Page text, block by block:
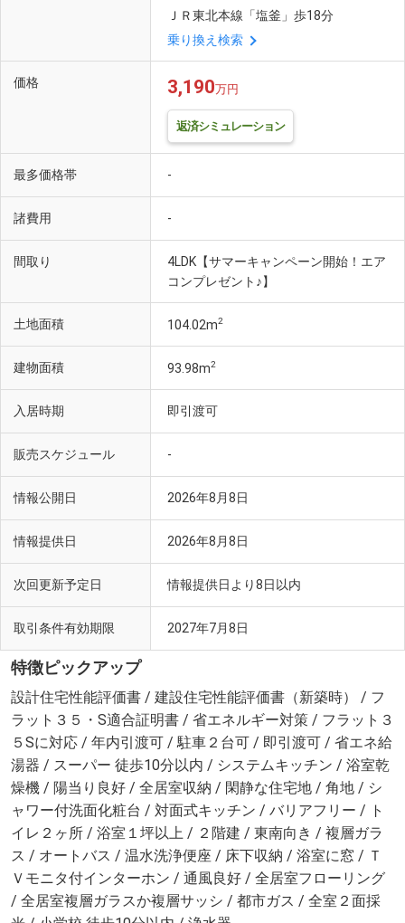
ＪＲ東北本線「塩釜」歩18分
乗り換え検索
価格 3,190万円
返済シミュレーション
最多価格帯 -
諸費用 -
間取り
4LDK【サマーキャンペーン開始！エア
コンプレゼント♪】
土地面積 104.02m2
建物面積 93.98m2
入居時期 即引渡可
販売スケジュール -
情報公開日 2026年8月8日
情報提供日 2026年8月8日
次回更新予定日 情報提供日より8日以内
取引条件有効期限 2027年7月8日
特徴ピックアップ
設計住宅性能評価書 / 建設住宅性能評価書（新築時） / フ
ラット３５・S適合証明書 / 省エネルギー対策 / フラット３
５Sに対応 / 年内引渡可 / 駐車２台可 / 即引渡可 / 省エネ給
湯器 / スーパー 徒歩10分以内 / システムキッチン / 浴室乾
燥機 / 陽当り良好 / 全居室収納 / 閑静な住宅地 / 角地 / シ
ャワー付洗面化粧台 / 対面式キッチン / バリアフリー / ト
イレ２ヶ所 / 浴室１坪以上 / ２階建 / 東南向き / 複層ガラ
ス / オートバス / 温水洗浄便座 / 床下収納 / 浴室に窓 / Ｔ
Ｖモニタ付インターホン / 通風良好 / 全居室フローリング
/ 全居室複層ガラスか複層サッシ / 都市ガス / 全室２面採